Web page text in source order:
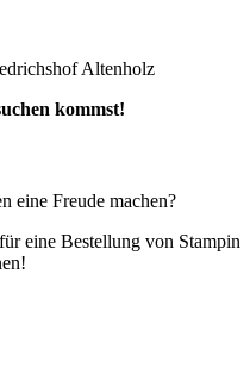
Altenholz
kommst!
eine Freude machen?
eine Bestellung von Stampin